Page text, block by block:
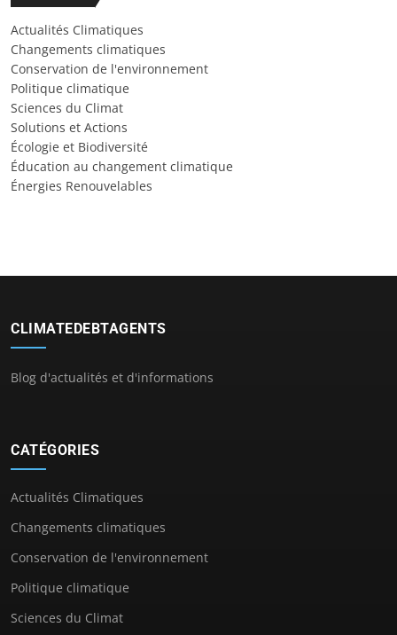
Actualités Climatiques
Changements climatiques
Conservation de l'environnement
Politique climatique
Sciences du Climat
Solutions et Actions
Écologie et Biodiversité
Éducation au changement climatique
Énergies Renouvelables
CLIMATEDEBTAGENTS
Blog d'actualités et d'informations
CATÉGORIES
Actualités Climatiques
Changements climatiques
Conservation de l'environnement
Politique climatique
Sciences du Climat